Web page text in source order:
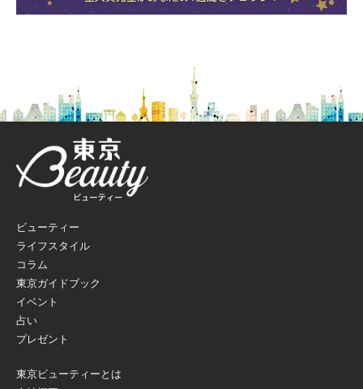
ビューティー
ライフスタイル
コラム
東京ガイドブック
イベント
占い
プレゼント
東京ビューティーとは